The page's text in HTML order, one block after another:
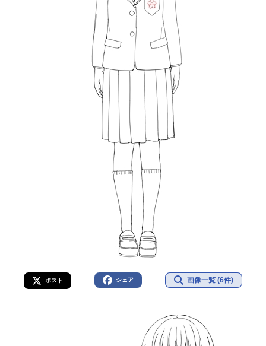
ポスト シェア 画像一覧 (6件)